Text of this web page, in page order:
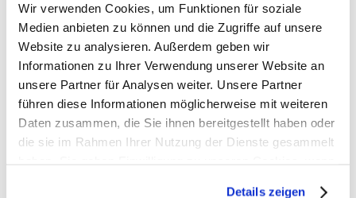
Wir verwenden Cookies, um Funktionen für soziale
Medien anbieten zu können und die Zugriffe auf unsere
Website zu analysieren. Außerdem geben wir
Informationen zu Ihrer Verwendung unserer Website an
unsere Partner für Analysen weiter. Unsere Partner
führen diese Informationen möglicherweise mit weiteren
Daten zusammen, die Sie ihnen bereitgestellt haben oder
die sie im Rahmen Ihrer Nutzung der Dienste gesammelt
Details zeigen
Gemeinsame Treffen
schaffen Raum für
Austausch, Verständnis
und neue Ideen
Getreu dem Motto „Gemeinsame
Treffen schaffen Raum für